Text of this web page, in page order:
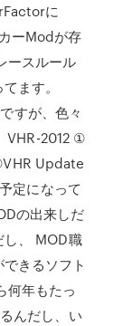
に
ーModが存
ースルール
ます。
すが、色々
VHR-2012 ①
Update
定になって
の出来しだ
し、 MOD職
きるソフト
何年もたっ
んだし、い